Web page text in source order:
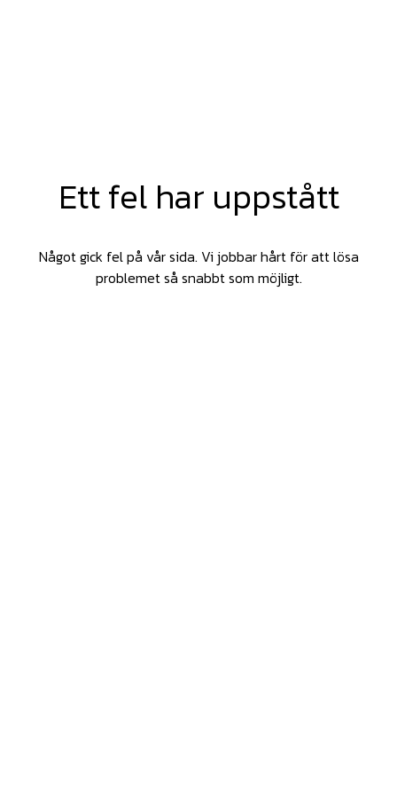
Ett fel har uppstått
Något gick fel på vår sida. Vi jobbar hårt för att lösa
problemet så snabbt som möjligt.